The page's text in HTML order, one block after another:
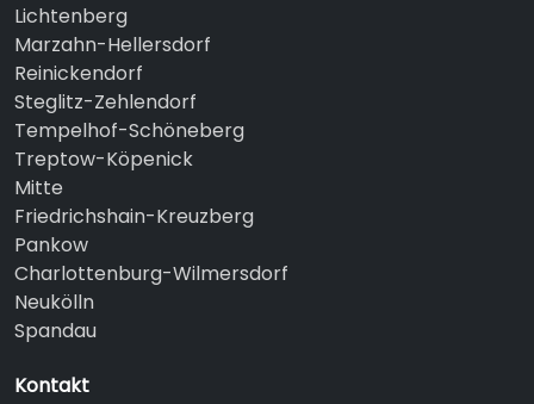
Lichtenberg
Marzahn-Hellersdorf
Reinickendorf
Steglitz-Zehlendorf
Tempelhof-Schöneberg
Treptow-Köpenick
Mitte
Friedrichshain-Kreuzberg
Pankow
Charlottenburg-Wilmersdorf
Neukölln
Spandau
Kontakt